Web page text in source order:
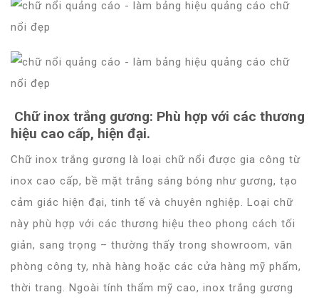
Chữ inox trắng gương: Phù hợp với các thương
hiệu cao cấp, hiện đại.
Chữ inox trắng gương là loại chữ nổi được gia công từ
inox cao cấp, bề mặt trắng sáng bóng như gương, tạo
cảm giác hiện đại, tinh tế và chuyên nghiệp. Loại chữ
này phù hợp với các thương hiệu theo phong cách tối
giản, sang trọng – thường thấy trong showroom, văn
phòng công ty, nhà hàng hoặc các cửa hàng mỹ phẩm,
thời trang. Ngoài tính thẩm mỹ cao, inox trắng gương